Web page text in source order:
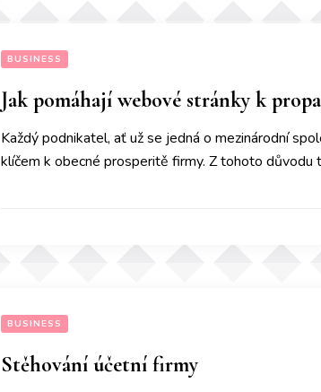
BUSINESS
Jak pomáhají webové stránky k
Každý podnikatel, ať už se jedná o mezinárodní
klíčem k obecné prosperitě firmy. Z tohoto
BUSINESS
Stěhování účetní firmy